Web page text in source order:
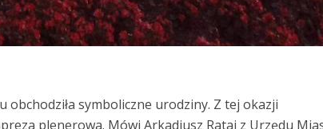
obchodziła symboliczne urodziny. Z tej okazji
plenerowa. Mówi Arkadiusz Rataj z Urzędu